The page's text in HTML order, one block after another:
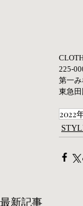
225-
第一
東急
2022
最新記事